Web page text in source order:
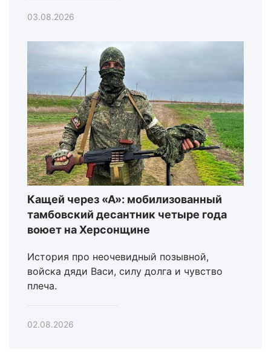
03.08.2026
Кащей через «А»: мобилизованный
тамбовский десантник четыре года
воюет на Херсонщине
История про неочевидный позывной,
войска дяди Васи, силу долга и чувство
плеча.
02.08.2026